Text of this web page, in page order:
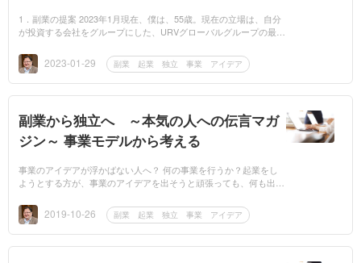
1．副業の提案 2023年1月現在、僕は、55歳。現在の立場は、自分
が投資する会社をグループにした、URVグローバルグループの最高
立しました。...
2023-01-29 副業 起業 独立 事業 アイデア
副業から独立へ ～本気の人への伝言マガ
ジン～ 事業モデルから考える
事業のアイデアが浮かばない人へ？ 何の事業を行うか？起業をし
ようとする方が、事業のアイデアを出そうと頑張っても、何も出て
デアをどう...2019-10-26 副業 起業 独立 事業 アイデア